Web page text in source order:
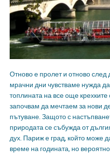
Отново е пролет и отново след
мрачни дни чувстваме нужда
топлината на все още
започвам да мечтаем за нови
пътуване. Защото с
природата се събужда от
дух. Париж е град, който може
време на годината, но